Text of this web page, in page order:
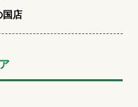
国店